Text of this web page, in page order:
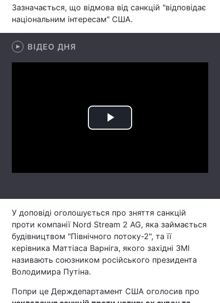
Техно і зв'язок Лайт
Зброя
Здоров'я Туризм
Регіони
Контакти
Послуги
Зазначається, що відмова від санкцій "відповідає
національним інтересам" США.
ВІДЕО ДНЯ
Play
У доповіді оголошується про зняття санкцій
проти компанії Nord Stream 2 AG, яка займається
будівництвом "Північного потоку-2", та її
керівника Маттіаса Варніга, якого західні ЗМІ
називають союзником російського президента
Володимира Путіна.
Попри це Держдепартамент США оголосив про